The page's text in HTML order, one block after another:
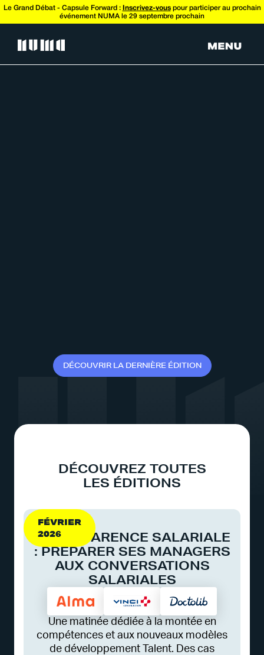
Le Grand Débat - Capsule Forward : Inscrivez-vouspour participer au prochain
événement NUMA le 29 septembre prochain
DÉCOUVRIR LA DERNIÈRE ÉDITION
DÉCOUVREZ TOUTES
LES ÉDITIONS
FÉVRIER
2026
TRANSPARENCE SALARIALE
: PRÉPARER SES MANAGERS
AUX CONVERSATIONS
SALARIALES
Une matinée dédiée à la montée en
compétences et aux nouveaux modèles
de développement Talent. Des cas